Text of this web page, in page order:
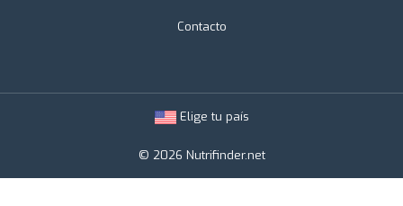
Contacto
Elige tu país
© 2026 Nutrifinder.net